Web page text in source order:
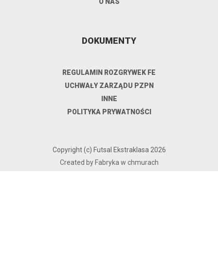
DOKUMENTY
REGULAMIN ROZGRYWEK FE
UCHWAŁY ZARZĄDU PZPN
INNE
POLITYKA PRYWATNOŚCI
Copyright (c) Futsal Ekstraklasa 2026
Created by Fabryka w chmurach